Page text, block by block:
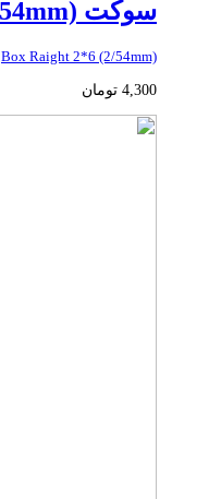
سوکت Box 2*6 (2/54mm) رایت
Box Raight 2*6 (2/54mm)
4,300 تومان